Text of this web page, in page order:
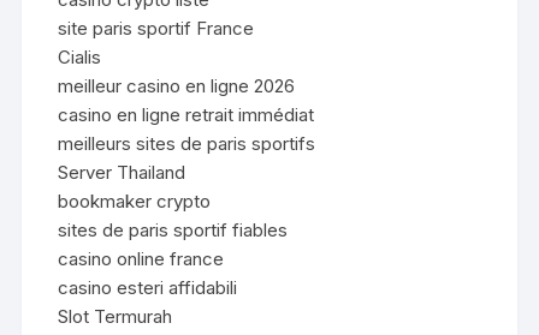
site paris sportif France
Cialis
meilleur casino en ligne 2026
casino en ligne retrait immédiat
meilleurs sites de paris sportifs
Server Thailand
bookmaker crypto
sites de paris sportif fiables
casino online france
casino esteri affidabili
Slot Termurah